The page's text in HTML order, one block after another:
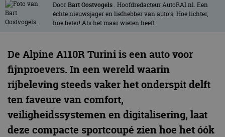
DoorBart Oostvogels . Hoofdredacteur AutoRAI.nl. Een
échte nieuwsjager en liefhebber van auto’s. Hoe lichter,
hoe beter! Als het maar wielen heeft.
De Alpine A110R Turini is een auto voor
fijnproevers. In een wereld waarin
rijbeleving steeds vaker het onderspit delft
ten faveure van comfort,
veiligheidssystemen en digitalisering, laat
deze compacte sportcoupé zien hoe het óók